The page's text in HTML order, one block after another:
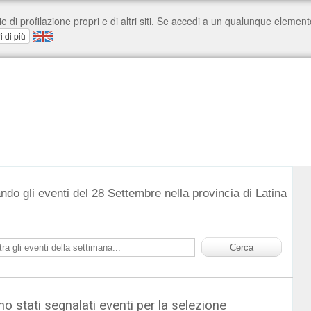
gli eventi del 28 Settembre nella provincia di Latina
stati segnalati eventi per la selezione